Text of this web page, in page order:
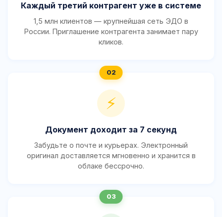
Каждый третий контрагент уже в системе
1,5 млн клиентов — крупнейшая сеть ЭДО в
России. Приглашение контрагента занимает пару
кликов.
⚡
Документ доходит за 7 секунд
Забудьте о почте и курьерах. Электронный
оригинал доставляется мгновенно и хранится в
облаке бессрочно.